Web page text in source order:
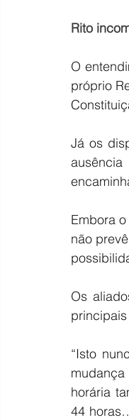
Rito
O
próprio
Já os
Embora
não
Os
“Isto
horária
44